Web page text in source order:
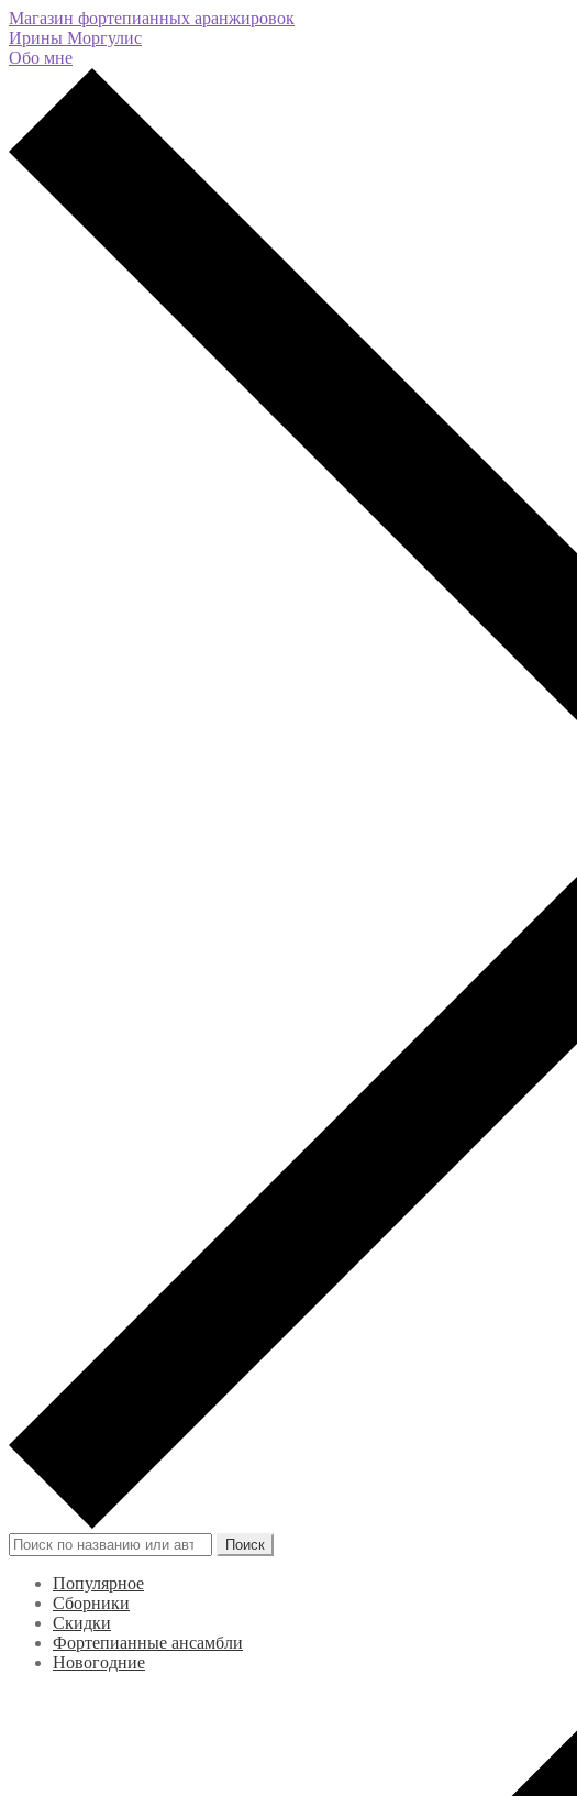
Магазин фортепианных аранжировок
Ирины Моргулис
Обо мне
Искать: Поиск
Популярное
Сборники
Скидки
Фортепианные ансамбли
Новогодние